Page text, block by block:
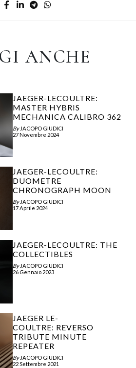
ANCHE
JAEGER-LECOULTRE:
MASTER HYBRIS
MECHANICA CALIBRO 362
By JACOPO GIUDICI
27 Novembre 2024
JAEGER-LECOULTRE:
DUOMETRE
CHRONOGRAPH MOON
By JACOPO GIUDICI
17 Aprile 2024
JAEGER-LECOULTRE: THE
COLLECTIBLES
By JACOPO GIUDICI
26 Gennaio 2023
JAEGER LE-
COULTRE: REVERSO
TRIBUTE MINUTE
REPEATER
By JACOPO GIUDICI
22 Settembre 2021